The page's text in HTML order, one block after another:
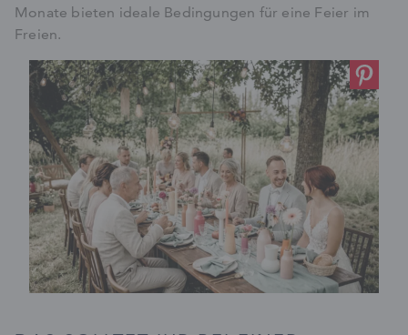
Monate bieten ideale Bedingungen für eine Feier im
Freien.